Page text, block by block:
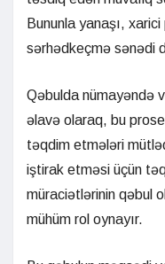
Bununla yanaşı,
sərhədkeçmə sənədi
Qəbulda nümayəndə
əlavə olaraq, bu
təqdim etmələri
iştirak etməsi üçün
müraciətlərinin qəbul
mühüm rol oynayır.